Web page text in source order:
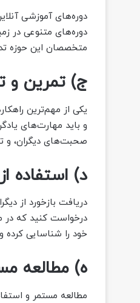
دوره‌های متنوعی در
متخصصان این حوزه
ج) تمرین و
یکی از مهم‌ترین
و باید مهارت‌های
صحبت‌های دیگران، و
د) استفاده
دریافت بازخورد از
درخواست کنید که در
خود را شناسایی کرده
ه) مطالعه
مطالعه مستمر و